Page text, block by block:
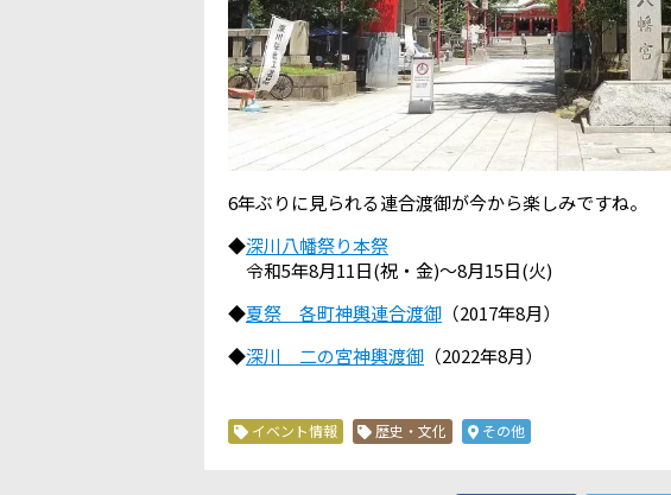
6年ぶりに見られる連合渡御が今から楽しみですね。
◆深川八幡祭り本祭
令和5年8月11日(祝・金)～8月15日(火)
◆夏祭 各町神輿連合渡御 （2017年8月）
◆深川 二の宮神輿渡御 （2022年8月）
イベント情報 歴史・文化 その他